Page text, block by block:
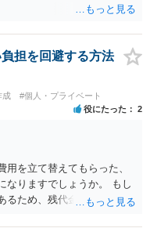
担を回避する方法
成 #個人・プライベート
役にたった 2
を立て替えてもらった、
なりますでしょうか。 もし
るため、残代金を捻出して
独で全ての債務を負うこと